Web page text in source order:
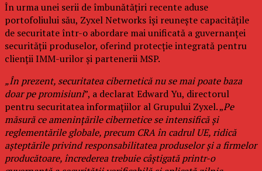
În urma unei serii de îmbunătățiri recente aduse
portofoliului său, Zyxel Networks își reunește capacitățile
de securitate într-o abordare mai unificată a guvernanței
securității produselor, oferind protecție integrată pentru
clienții IMM-urilor și partenerii MSP.
„În prezent, securitatea cibernetică nu se mai poate baza
doar pe promisiuni”, a declarat Edward Yu, directorul
pentru securitatea informațiilor al Grupului Zyxel. „Pe
măsură ce amenințările cibernetice se intensifică și
reglementările globale, precum CRA în cadrul UE, ridică
așteptările privind responsabilitatea produselor și a firmelor
producătoare, încrederea trebuie câștigată printr-o